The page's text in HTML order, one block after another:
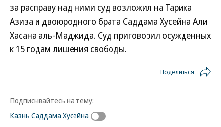
за расправу над ними суд возложил на Тарика
Азиза и двоюродного брата Саддама Хусейна Али
Хасана аль-Маджида. Суд приговорил осужденных
к 15 годам лишения свободы.
Поделиться
Подписывайтесь на тему:
Казнь Саддама Хусейна